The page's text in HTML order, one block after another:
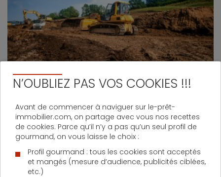
Autre condition impérative pour bénéficier de
l’avantage fiscal, le terrain doit être situé en zone
tendue
, c’est-à-dire là où il y a plus de demandes de
logements que d’offres. Ce zonage s’apprécie,
comme pour le dispositif Pinel, selon le Code de la
construction et de l’habitation. Les zones A et Abis
Lille, Lyon, Marseille, Bordeaux et Montpellier sont ainsi
concernées.
N’OUBLIEZ PAS VOS COOKIES !!!
Avant de commencer à naviguer sur le-prêt-
immobilier.com, on partage avec vous nos recettes
de cookies. Parce qu’il n’y a pas qu’un seul profil de
gourmand, on vous laisse le choix :
Profil gourmand : tous les cookies sont acceptés
et mangés (mesure d’audience, publicités ciblées,
etc.)